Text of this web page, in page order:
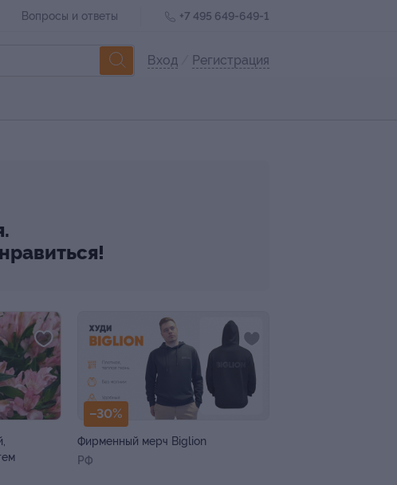
Вопросы и ответы +7 495 649-649-1
Вход Регистрация
–30%
Фирменный мерч Biglion
РФ